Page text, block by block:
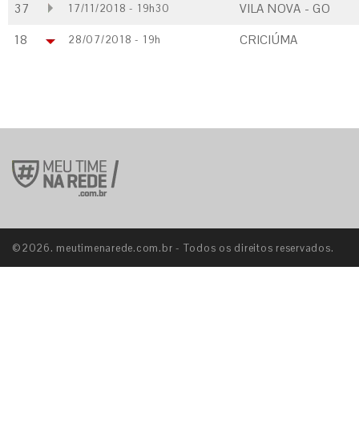
37 17/11/2018 - 19h30 VILA NOVA - GO
18 28/07/2018 - 19h CRICIÚMA
©2026. meutimenarede.com.br - Todos os direitos reservados.